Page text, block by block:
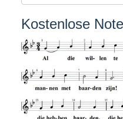
Kostenlose